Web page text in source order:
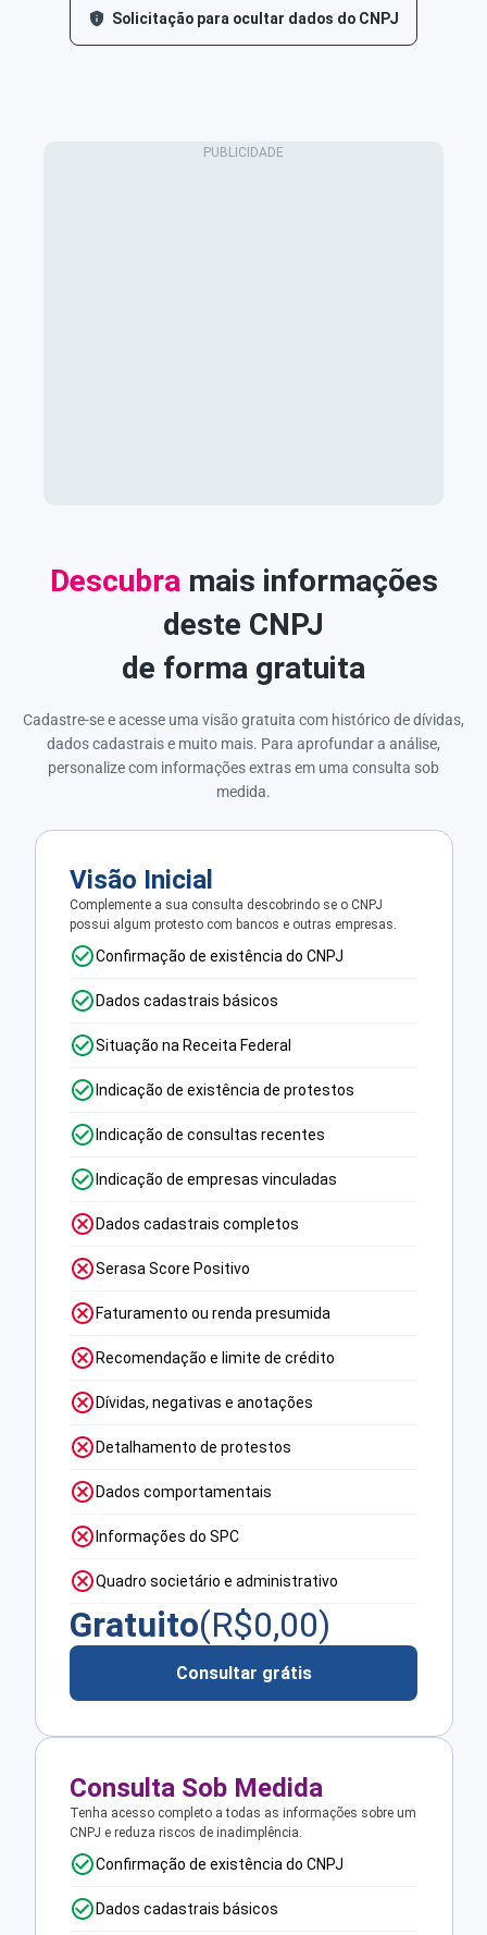
Solicitação para ocultar dados do CNPJ
Descubra mais informações
deste CNPJ
de forma gratuita
Cadastre-se e acesse uma visão gratuita com histórico de dívidas,
dados cadastrais e muito mais. Para aprofundar a análise,
personalize com informações extras em uma consulta sob
medida.
Visão Inicial
Complemente a sua consulta descobrindo se o CNPJ
possui algum protesto com bancos e outras empresas.
Confirmação de existência do CNPJ
Dados cadastrais básicos
Situação na Receita Federal
Indicação de existência de protestos
Indicação de consultas recentes
Indicação de empresas vinculadas
Dados cadastrais completos
Serasa Score Positivo
Faturamento ou renda presumida
Recomendação e limite de crédito
Dívidas, negativas e anotações
Detalhamento de protestos
Dados comportamentais
Informações do SPC
Quadro societário e administrativo
Gratuito(R$0,00)
Consultar grátis
Consulta Sob Medida
Tenha acesso completo a todas as informações sobre um
CNPJ e reduza riscos de inadimplência.
Confirmação de existência do CNPJ
Dados cadastrais básicos